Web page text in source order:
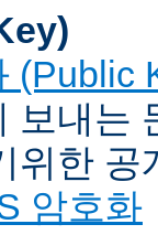
(Public
보내는
위한 공
암호화